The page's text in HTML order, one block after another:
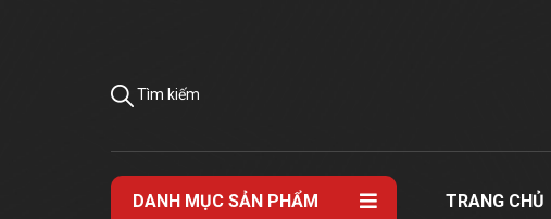
Tìm kiếm
DANH MỤC SẢN PHẨM TRANG CHỦ